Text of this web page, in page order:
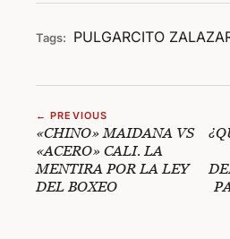
Tags: PULGARCITO
← PREVIOUS
«CHINO» MAIDANA VS
«ACERO» CALI. LA
MENTIRA POR LA LEY
DEL BOXEO